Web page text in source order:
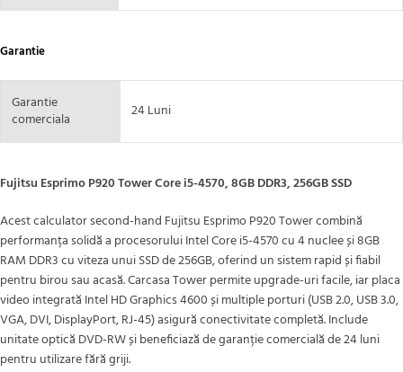
Garantie
Garantie
comerciala
24 Luni
Fujitsu Esprimo P920 Tower Core i5-4570, 8GB DDR3, 256GB SSD
Acest calculator second-hand Fujitsu Esprimo P920 Tower combină
performanța solidă a procesorului Intel Core i5-4570 cu 4 nuclee și 8GB
RAM DDR3 cu viteza unui SSD de 256GB, oferind un sistem rapid și fiabil
pentru birou sau acasă. Carcasa Tower permite upgrade-uri facile, iar placa
video integrată Intel HD Graphics 4600 și multiple porturi (USB 2.0, USB 3.0,
VGA, DVI, DisplayPort, RJ-45) asigură conectivitate completă. Include
unitate optică DVD-RW și beneficiază de garanție comercială de 24 luni
pentru utilizare fără griji.